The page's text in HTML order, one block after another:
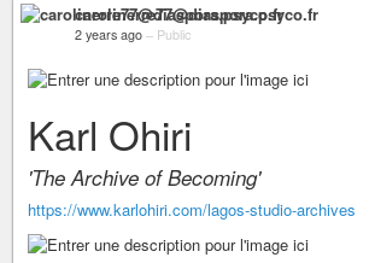
carolinerre77@diaspora.psyco.fr
2 years ago – Public
Karl Ohiri
'The Archive of Becoming'
https://www.karlohiri.com/lagos-studio-archives